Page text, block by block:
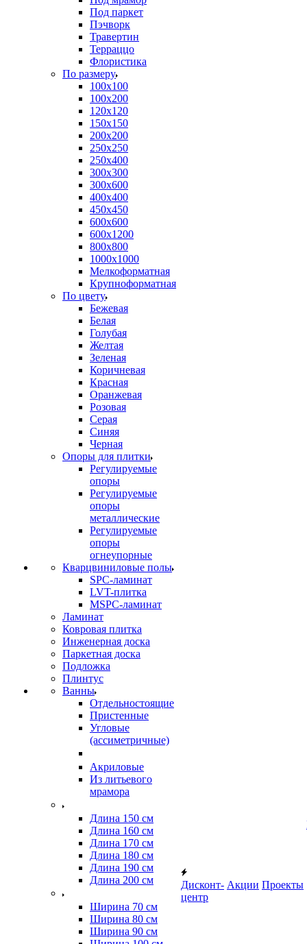
Под паркет
Пэчворк
Травертин
Терраццо
Флористика
По размеру
100х100
100х200
120х120
150х150
200х200
250х250
250х400
300х300
300х600
400х400
450х450
600х600
600х1200
800х800
1000х1000
Мелкоформатная
Крупноформатная
По цвету
Бежевая
Белая
Голубая
Желтая
Зеленая
Коричневая
Красная
Оранжевая
Розовая
Серая
Синяя
Черная
Опоры для плитки
Регулируемые
опоры
Регулируемые
опоры
металлические
Регулируемые
опоры
огнеупорные
Кварцвиниловые полы
SPC-ламинат
LVT-плитка
MSPC-ламинат
Ламинат
Ковровая плитка
Инженерная доска
Паркетная доска
Подложка
Плинтус
Ванны
Отдельностоящие
Пристенные
Угловые
(ассиметричные)
Акриловые
Из литьевого
мрамора
Длина 150 см
Длина 160 см
Длина 170 см
Длина 180 см
Длина 190 см
Длина 200 см
Ширина 70 см
Ширина 80 см
Ширина 90 см
Дисконт-
центр
Акции Проекты